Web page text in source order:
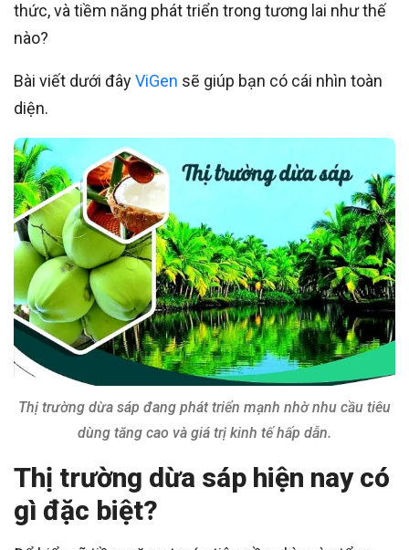
thức, và tiềm năng phát triển trong tương lai như thế
nào?
Bài viết dưới đâyViGen sẽ giúp bạn có cái nhìn toàn
diện.
Thị trường dừa sáp đang phát triển mạnh nhờ nhu cầu tiêu
dùng tăng cao và giá trị kinh tế hấp dẫn.
Thị trường dừa sáp hiện nay có
gì đặc biệt?